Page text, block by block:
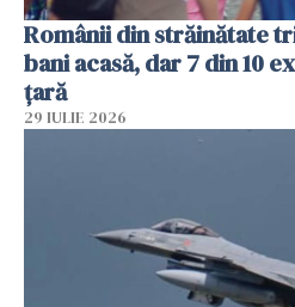
Românii din străinătate
bani acasă, dar 7 din 10
țară
29 IULIE 2026